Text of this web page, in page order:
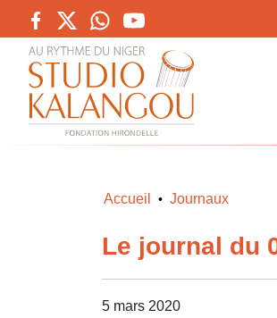
Accueil • Journaux
Le journal du
5 mars 2020